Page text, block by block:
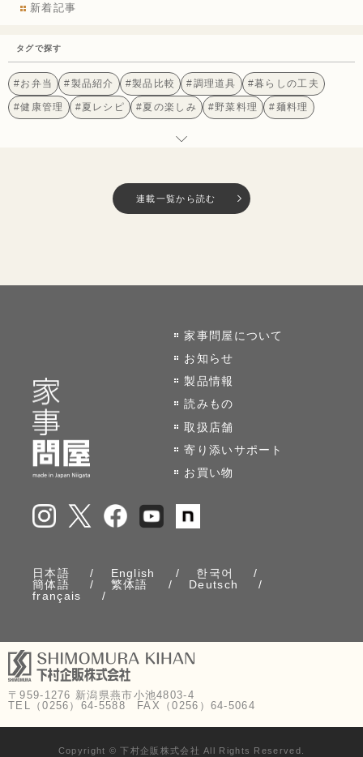
新着記事
タグで探す
#お弁当 #製品紹介 #製品比較 #調理道具 #暮らしの工夫
#健康管理 #夏レシピ #夏の楽しみ #野菜料理 #麺料理
#デザートレシピ
#産地への想い
連載一覧から読む
家事問屋について
お知らせ
製品情報
読みもの
取扱店舗
寄り添いサポート
お買い物
日本語 English
한국어
簡体語
繁体語
Deutsch
français
〒959-1276 新潟県燕市小池4803-4
TEL（0256）64-5588 FAX（0256）64-5064
Copyright © 下村企販株式会社 All Rights Reserved.